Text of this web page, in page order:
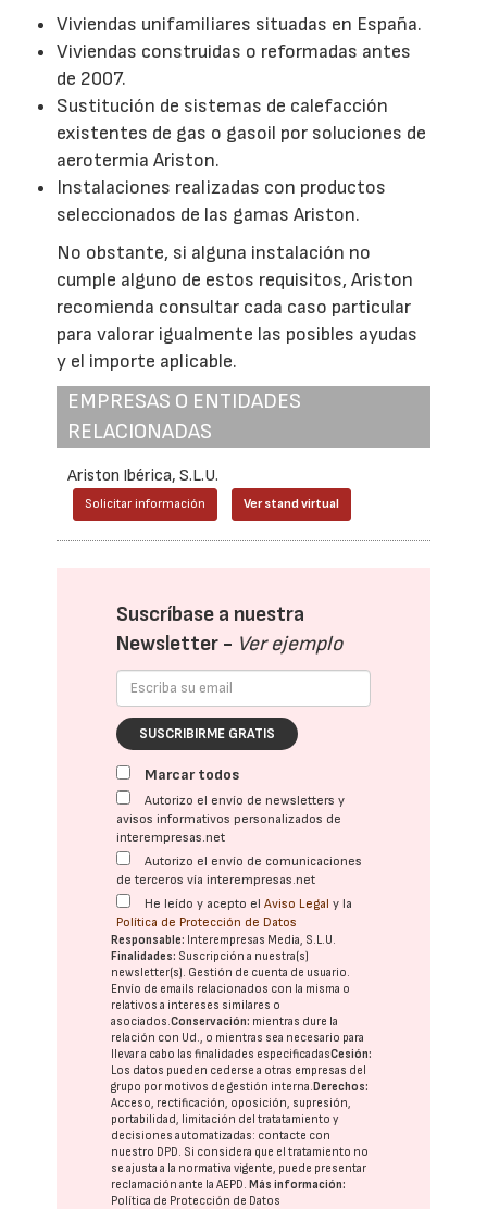
Viviendas unifamiliares situadas en España.
Viviendas construidas o reformadas antes
de 2007.
Sustitución de sistemas de calefacción
existentes de gas o gasoil por soluciones de
aerotermia Ariston.
Instalaciones realizadas con productos
seleccionados de las gamas Ariston.
No obstante, si alguna instalación no
cumple alguno de estos requisitos, Ariston
recomienda consultar cada caso particular
para valorar igualmente las posibles ayudas
y el importe aplicable.
EMPRESAS O ENTIDADES
RELACIONADAS
Ariston Ibérica, S.L.U.
Solicitar información Ver stand virtual
Suscríbase a nuestra
Newsletter - Ver ejemplo
SUSCRIBIRME GRATIS
Marcar todos
Autorizo el envío de newsletters y
avisos informativos personalizados de
interempresas.net
Autorizo el envío de comunicaciones
de terceros vía interempresas.net
He leído y acepto elAviso Legal y la
Política de Protección de Datos
Responsable: Interempresas Media, S.L.U.
Finalidades: Suscripción a nuestra(s)
newsletter(s). Gestión de cuenta de usuario.
Envío de emails relacionados con la misma o
relativos a intereses similares o
asociados.Conservación: mientras dure la
relación con Ud., o mientras sea necesario para
llevar a cabo las finalidades especificadasCesión:
Los datos pueden cederse a otras empresas del
grupo por motivos de gestión interna.Derechos:
Acceso, rectificación, oposición, supresión,
portabilidad, limitación del tratatamiento y
decisiones automatizadas: contacte con
nuestro DPD . Si considera que el tratamiento no
se ajusta a la normativa vigente, puede presentar
reclamación ante laAEPD .Más información:
Política de Protección de Datos